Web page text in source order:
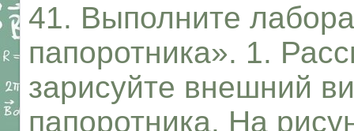
41. Выполните
папоротника». 1.
зарисуйте внешний
папоротника. На